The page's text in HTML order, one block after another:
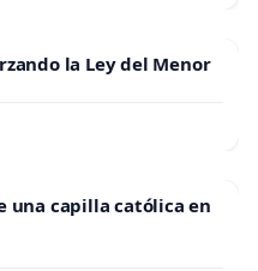
la Ley del Menor
una capilla católica en